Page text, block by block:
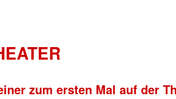
zum ersten Mal auf der